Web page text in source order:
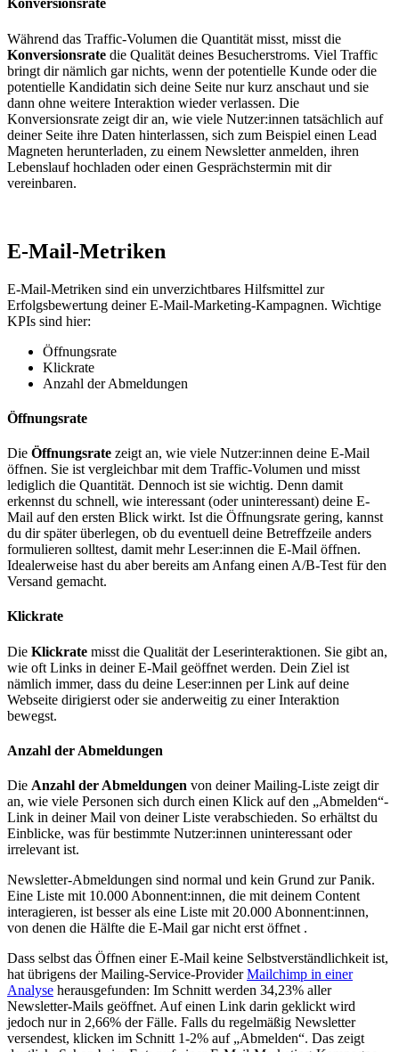
Konversionsrate
Während das Traffic-Volumen die Quantität misst, misst die
Konversionsrate die Qualität deines Besucherstroms. Viel Traffic
bringt dir nämlich gar nichts, wenn der potentielle Kunde oder die
potentielle Kandidatin sich deine Seite nur kurz anschaut und sie
dann ohne weitere Interaktion wieder verlassen. Die
Konversionsrate zeigt dir an, wie viele Nutzer:innen tatsächlich auf
deiner Seite ihre Daten hinterlassen, sich zum Beispiel einen Lead
Magneten herunterladen, zu einem Newsletter anmelden, ihren
Lebenslauf hochladen oder einen Gesprächstermin mit dir
vereinbaren.
E-Mail-Metriken
E-Mail-Metriken sind ein unverzichtbares Hilfsmittel zur
Erfolgsbewertung deiner E-Mail-Marketing-Kampagnen. Wichtige
KPIs sind hier:
Öffnungsrate
Klickrate
Anzahl der Abmeldungen
Öffnungsrate
Die Öffnungsrate zeigt an, wie viele Nutzer:innen deine E-Mail
öffnen. Sie ist vergleichbar mit dem Traffic-Volumen und misst
lediglich die Quantität. Dennoch ist sie wichtig. Denn damit
erkennst du schnell, wie interessant (oder uninteressant) deine E-
Mail auf den ersten Blick wirkt. Ist die Öffnungsrate gering, kannst
du dir später überlegen, ob du eventuell deine Betreffzeile anders
formulieren solltest, damit mehr Leser:innen die E-Mail öffnen.
Idealerweise hast du aber bereits am Anfang einen A/B-Test für den
Versand gemacht.
Klickrate
Die Klickrate misst die Qualität der Leserinteraktionen. Sie gibt an,
wie oft Links in deiner E-Mail geöffnet werden. Dein Ziel ist
nämlich immer, dass du deine Leser:innen per Link auf deine
Webseite dirigierst oder sie anderweitig zu einer Interaktion
bewegst.
Anzahl der Abmeldungen
Die Anzahl der Abmeldungen von deiner Mailing-Liste zeigt dir
an, wie viele Personen sich durch einen Klick auf den „Abmelden“-
Link in deiner Mail von deiner Liste verabschieden. So erhältst du
Einblicke, was für bestimmte Nutzer:innen uninteressant oder
irrelevant ist.
Newsletter-Abmeldungen sind normal und kein Grund zur Panik.
Eine Liste mit 10.000 Abonnent:innen, die mit deinem Content
interagieren, ist besser als eine Liste mit 20.000 Abonnent:innen,
von denen die Hälfte die E-Mail gar nicht erst öffnet .
Dass selbst das Öffnen einer E-Mail keine Selbstverständlichkeit ist,
hat übrigens der Mailing-Service-ProviderMailchimp in einer
Analyse herausgefunden: Im Schnitt werden 34,23% aller
Newsletter-Mails geöffnet. Auf einen Link darin geklickt wird
jedoch nur in 2,66% der Fälle. Falls du regelmäßig Newsletter
versendest, klicken im Schnitt 1-2% auf „Abmelden“. Das zeigt